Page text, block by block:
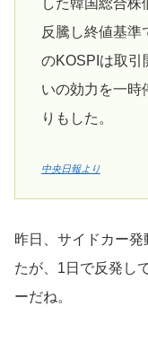
反騰し終値基準
のKOSPIは取引
いの効力を一時
りもした。
中央日報より
昨日、サイドカー
たが、1日で反発し
ーだね。